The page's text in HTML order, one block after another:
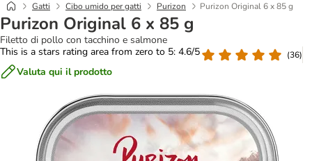
Gatti Cibo umido per gatti Purizon Purizon Original 6 x 85 g
Purizon Original 6 x 85 g
Filetto di pollo con tacchino e salmone
This is a stars rating area from zero to 5: 4.6/5
(36)
Valuta qui il prodotto